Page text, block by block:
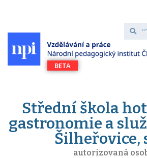
Střední škola
gastronomie a
Šilheřovice,
autorizovaná